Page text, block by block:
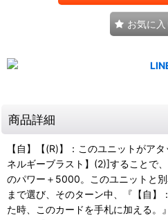
お気に
商品詳細
【自】【(R)】：このユニットがア
ネルギーブラスト】(2)]することで
のパワー＋5000。このユニットと
まで選び、そのターン中、『【自】
た時、このカードを手札に加える。